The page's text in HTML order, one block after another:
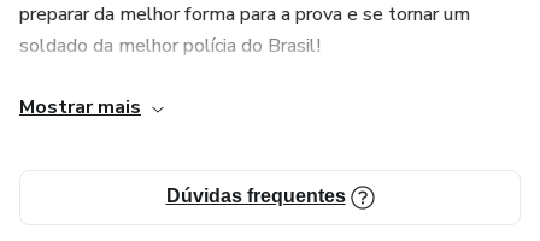
preparar da melhor forma para a prova e se tornar um
soldado da melhor polícia do Brasil!
@carreiramilitar_pmmg
Foco na farda guerreiro(a)!
Estude!! Treine!! Dedique-se !! Não desista dos sonhos!!
Mostrar mais
Dúvidas frequentes